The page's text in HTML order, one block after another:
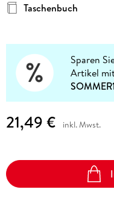
Taschenbuch
Sparen
Artikel
21,49 € inkl. Mwst.